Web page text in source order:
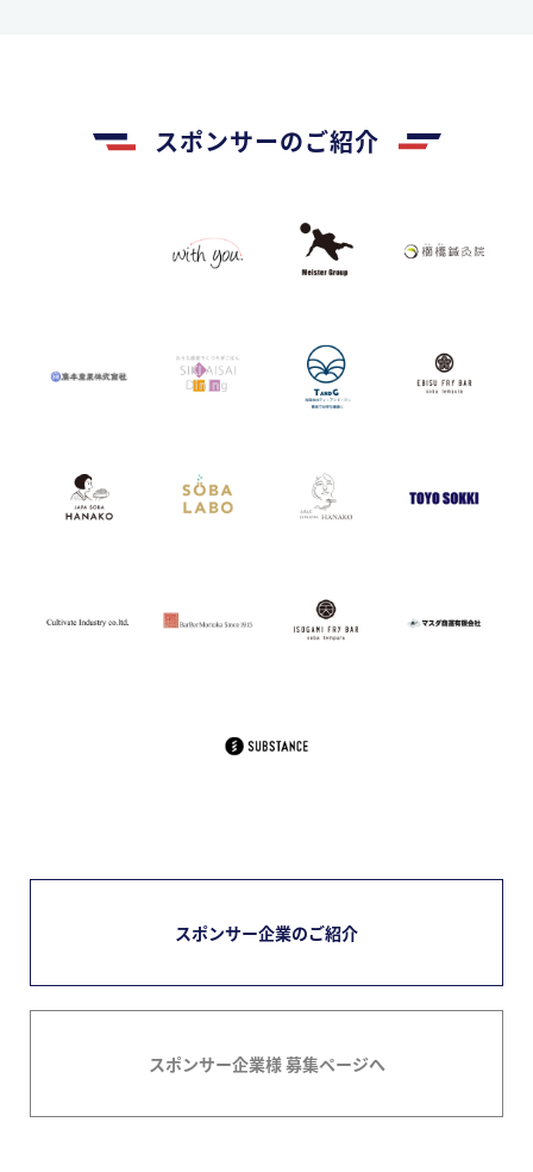
スポンサーのご紹介
スポンサー企業のご紹介
スポンサー企業様 募集ページへ